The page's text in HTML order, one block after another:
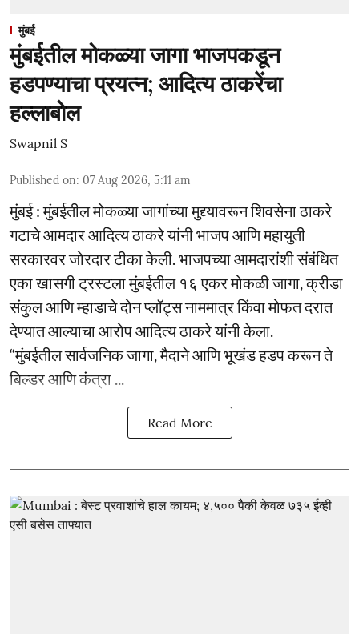
मुंबई
मुंबईतील मोकळ्या जागा भाजपकडून
हडपण्याचा प्रयत्न; आदित्य ठाकरेंचा
हल्लाबोल
Swapnil S
Published on: 07 Aug 2026, 5:11 am
मुंबई : मुंबईतील मोकळ्या जागांच्या मुद्द्यावरून शिवसेना ठाकरे
गटाचे आमदार आदित्य ठाकरे यांनी भाजप आणि महायुती
सरकारवर जोरदार टीका केली. भाजपच्या आमदारांशी संबंधित
एका खासगी ट्रस्टला मुंबईतील १६ एकर मोकळी जागा, क्रीडा
संकुल आणि म्हाडाचे दोन प्लॉट्स नाममात्र किंवा मोफत दरात
देण्यात आल्याचा आरोप आदित्य ठाकरे यांनी केला.
“मुंबईतील सार्वजनिक जागा, मैदाने आणि भूखंड हडप करून ते
बिल्डर आणि कंत्रा ...
Read More